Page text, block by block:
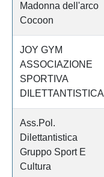
Madonna dell'arco
Cocoon
JOY GYM
ASSOCIAZIONE
SPORTIVA
DILETTANTISTICA
Ass.Pol.
Dilettantistica
Gruppo Sport E
Cultura